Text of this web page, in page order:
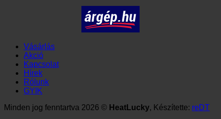
Vásárlás
Akció
Kapcsolat
Hírek
Rólunk
GYIK
Minden jog fenntartva 2026 © HeatLucky, Készítette: reDT